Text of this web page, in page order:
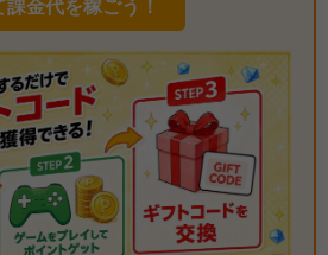
金代を稼ごう！